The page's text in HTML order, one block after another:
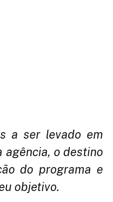
a ser levado em
agência, o destino
do programa e
objetivo.